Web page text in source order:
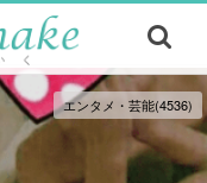
エンタメ・芸能(4536)